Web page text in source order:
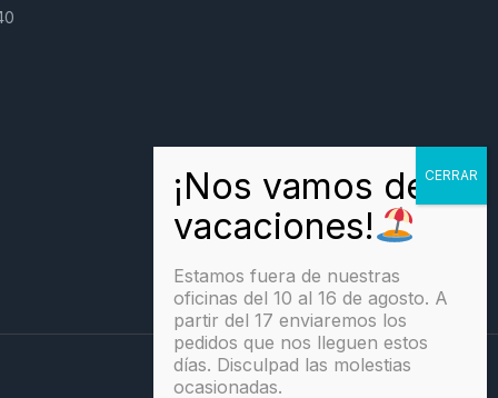
Estamos fuera de nuestras
oficinas del 10 al 16 de agosto. A
partir del 17 enviaremos los
pedidos que nos lleguen estos
días. Disculpad las molestias
ocasionadas.